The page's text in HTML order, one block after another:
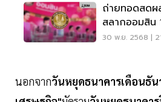
ถ่ายทอดสดผ
สลากออมสิน
ออมสินที่นี่
30 พ.ย. 2568 |
นอกจากวันหยุดธนาคารเดือนธัน